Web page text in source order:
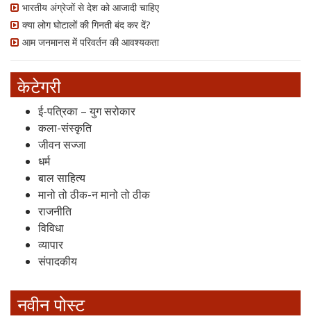
भारतीय अंग्रेजों से देश को आजादी चाहिए
क्या लोग घोटालों की गिनती बंद कर दें?
आम जनमानस में परिवर्तन की आवश्यकता
केटेगरी
ई-पत्रिका – युग सरोकार
कला-संस्कृति
जीवन सज्जा
धर्म
बाल साहित्य
मानो तो ठीक-न मानो तो ठीक
राजनीति
विविधा
व्यापार
संपादकीय
नवीन पोस्ट